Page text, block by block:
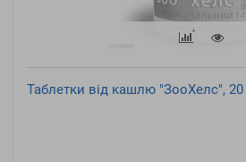
Таблетки від кашлю "ЗооХелс",